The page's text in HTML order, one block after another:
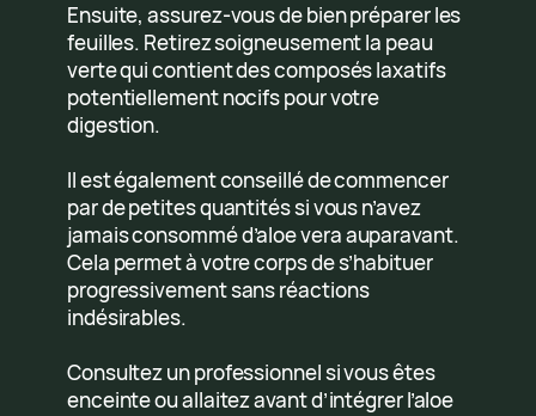
Ensuite, assurez-vous de bien préparer les
feuilles. Retirez soigneusement la peau
verte qui contient des composés laxatifs
potentiellement nocifs pour votre
digestion.
Il est également conseillé de commencer
par de petites quantités si vous n’avez
jamais consommé d’aloe vera auparavant.
Cela permet à votre corps de s’habituer
progressivement sans réactions
indésirables.
Consultez un professionnel si vous êtes
enceinte ou allaitez avant d’intégrer l’aloe